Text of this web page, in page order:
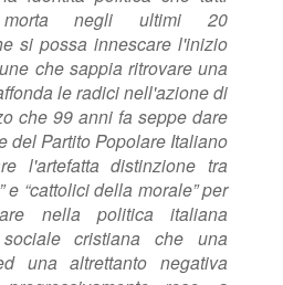
morta negli ultimi 20
si possa innescare l'inizio
che sappia ritrovare una
le radici nell'azione di
che 99 anni fa seppe dare
del Partito Popolare Italiano
l'artefatta distinzione tra
e “cattolici della morale” per
nella politica italiana
cristiana che una
una altrettanto negativa